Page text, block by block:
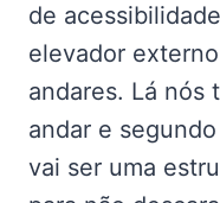
de
elevador
andares. Lá nós
andar e
vai ser uma